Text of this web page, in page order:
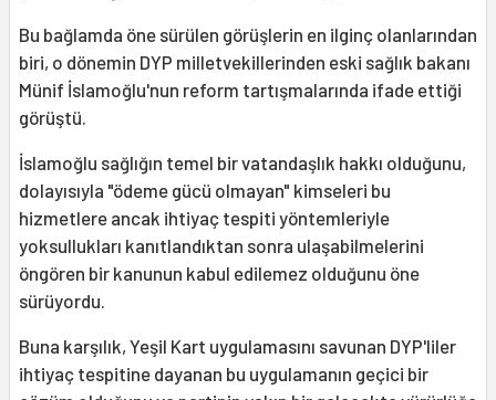
Bu bağlamda öne sürülen görüşlerin en ilginç olanlarından
biri, o dönemin DYP milletvekillerinden eski sağlık bakanı
Münif İslamoğlu'nun reform tartışmalarında ifade ettiği
görüştü.
İslamoğlu sağlığın temel bir vatandaşlık hakkı olduğunu,
dolayısıyla "ödeme gücü olmayan" kimseleri bu
hizmetlere ancak ihtiyaç tespiti yöntemleriyle
yoksullukları kanıtlandıktan sonra ulaşabilmelerini
öngören bir kanunun kabul edilemez olduğunu öne
sürüyordu.
Buna karşılık, Yeşil Kart uygulamasını savunan DYP'liler
ihtiyaç tespitine dayanan bu uygulamanın geçici bir